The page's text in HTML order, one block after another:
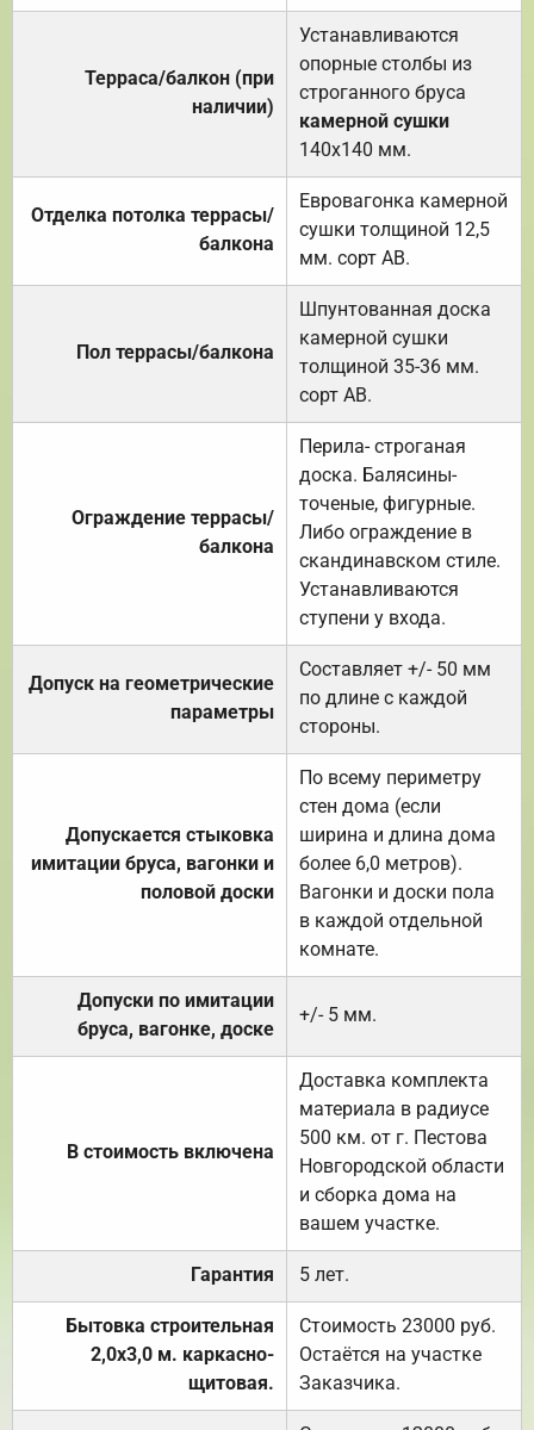
Терраса/балкон (при
наличии)
Устанавливаются
опорные столбы из
строганного бруса
камерной сушки
140х140 мм.
Отделка потолка террасы/
балкона
Евровагонка камерной
сушки толщиной 12,5
мм. сорт АВ.
Пол террасы/балкона
Шпунтованная доска
камерной сушки
толщиной 35-36 мм.
сорт АВ.
Ограждение террасы/
балкона
Перила- строганая
доска. Балясины-
точеные, фигурные.
Либо ограждение в
скандинавском стиле.
Устанавливаются
ступени у входа.
Допуск на геометрические
параметры
Составляет +/- 50 мм
по длине с каждой
стороны.
Допускается стыковка
имитации бруса, вагонки и
половой доски
По всему периметру
стен дома (если
ширина и длина дома
более 6,0 метров).
Вагонки и доски пола
в каждой отдельной
комнате.
Допуски по имитации
бруса, вагонке, доске
+/- 5 мм.
В стоимость включена
Доставка комплекта
материала в радиусе
500 км. от г. Пестова
Новгородской области
и сборка дома на
вашем участке.
Гарантия 5 лет.
Бытовка строительная
2,0х3,0 м. каркасно-
щитовая.
Стоимость 23000 руб.
Остаётся на участке
Заказчика.